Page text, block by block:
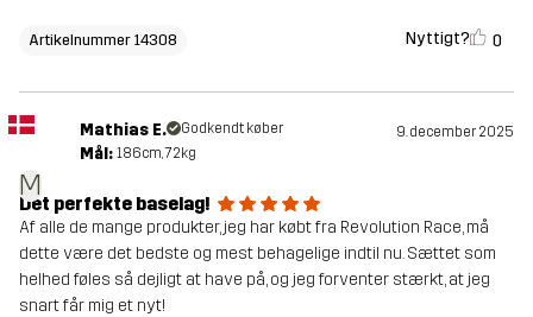
Artikelnummer 14308 Nyttigt? 0
M
Mathias E. Godkendt køber 9. december 2025
Mål: 186cm, 72kg
Det perfekte baselag!
Af alle de mange produkter, jeg har købt fra Revolution Race, må
dette være det bedste og mest behagelige indtil nu. Sættet som
helhed føles så dejligt at have på, og jeg forventer stærkt, at jeg
snart får mig et nyt!